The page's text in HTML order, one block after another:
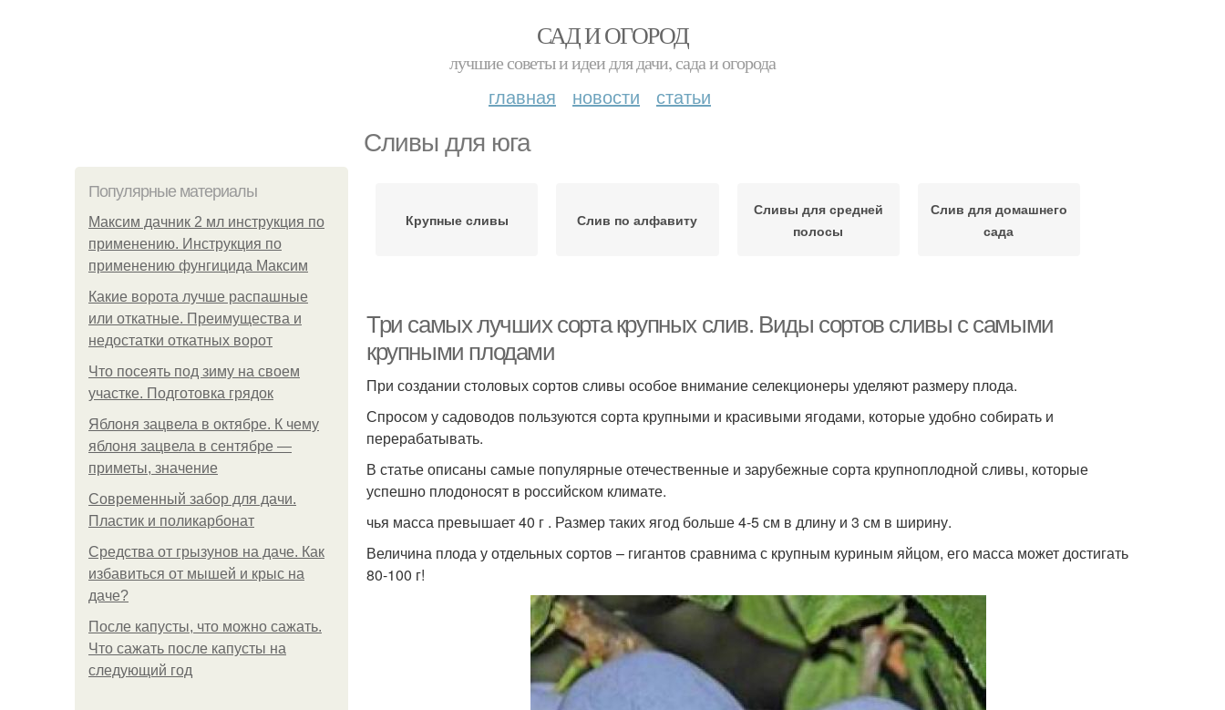
САД И ОГОРОД
лучшие советы и идеи для дачи, сада и огорода
главная новости статьи
Сливы для юга
Популярные материалы
Максим дачник 2 мл инструкция по
применению. Инструкция по
применению фунгицида Максим
Какие ворота лучше распашные
или откатные. Преимущества и
недостатки откатных ворот
Что посеять под зиму на своем
участке. Подготовка грядок
Яблоня зацвела в октябре. К чему
яблоня зацвела в сентябре —
приметы, значение
Современный забор для дачи.
Пластик и поликарбонат
Средства от грызунов на даче. Как
избавиться от мышей и крыс на
даче?
После капусты, что можно сажать.
Что сажать после капусты на
следующий год
Крупные сливы Слив по алфавиту
Сливы для средней
полосы
Слив для домашнего
сада
Три самых лучших сорта крупных слив. Виды сортов сливы с самыми
крупными плодами
При создании столовых сортов сливы особое внимание селекционеры уделяют размеру плода.
Спросом у садоводов пользуются сорта крупными и красивыми ягодами, которые удобно собирать и
перерабатывать.
В статье описаны самые популярные отечественные и зарубежные сорта крупноплодной сливы, которые
успешно плодоносят в российском климате.
чья масса превышает 40 г . Размер таких ягод больше 4-5 см в длину и 3 см в ширину.
Величина плода у отдельных сортов – гигантов сравнима с крупным куриным яйцом, его масса может достигать
80-100 г!